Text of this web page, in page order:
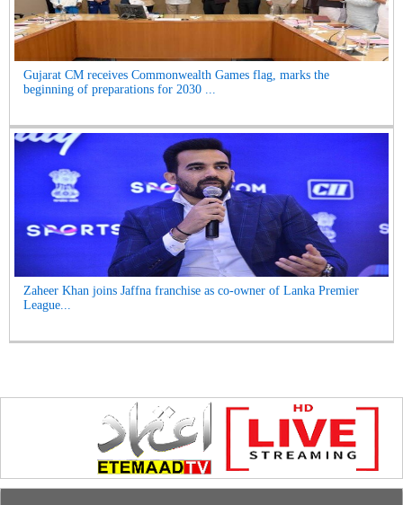
Gujarat CM receives Commonwealth Games flag, marks the
beginning of preparations for 2030 ...
Zaheer Khan joins Jaffna franchise as co-owner of Lanka Premier
League...